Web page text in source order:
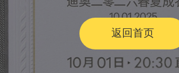
返回首页